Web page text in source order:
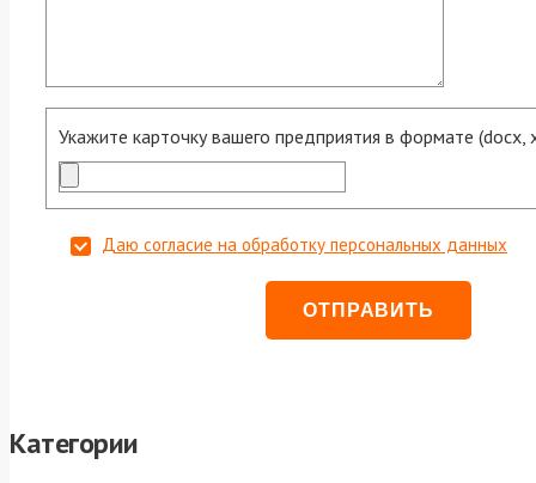
Укажите карточку вашего предприятия в формате (docx,
Даю согласие на обработку персональных данных
Категории